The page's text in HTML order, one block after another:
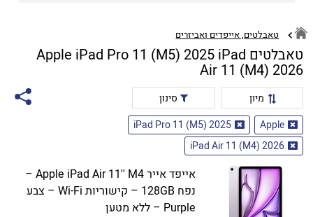
טאבלטים, אייפדים ואביזרים
טאבלטים Apple iPad Pro 11 (M5) 2025 iPad
Air 11 (M4) 2026
מיון
סינון
Apple
iPad Pro 11 (M5) 2025
iPad Air 11 (M4) 2026
אייפד אייר Apple iPad Air 11'' M4 –
נפח 128GB – קישוריות Wi-Fi – צבע
Purple – ללא מטען